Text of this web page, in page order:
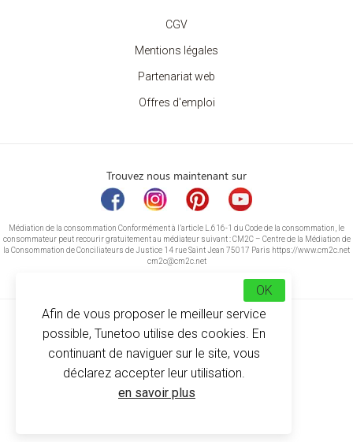
CGV
Mentions légales
Partenariat web
Offres d'emploi
Trouvez nous maintenant sur
Médiation de la consommation Conformément à l’article L.616-1 du Code de la consommation, le
consommateur peut recourir gratuitement au médiateur suivant : CM2C – Centre de la Médiation de
la Consommation de Conciliateurs de Justice 14 rue Saint Jean 75017 Paris https://www.cm2c.net
cm2c@cm2c.net
© Copyright 2026 -Tunetoo
Afin de vous proposer le meilleur service
possible, Tunetoo utilise des cookies. En
continuant de naviguer sur le site, vous
déclarez accepter leur utilisation.
en savoir plus
OK